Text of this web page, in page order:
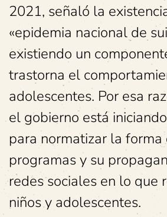
2021, señaló la
«epidemia nacional de
existiendo un
trastorna el
adolescentes. Por esa
el gobierno está
para normatizar la forma
programas y su
redes sociales en lo que
niños y adolescentes.